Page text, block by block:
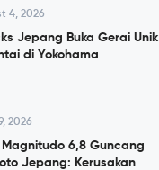
4, 2026
Jepang Buka Gerai Unik
di Yokohama
2026
6,8 Guncang
Jepang: Kerusakan